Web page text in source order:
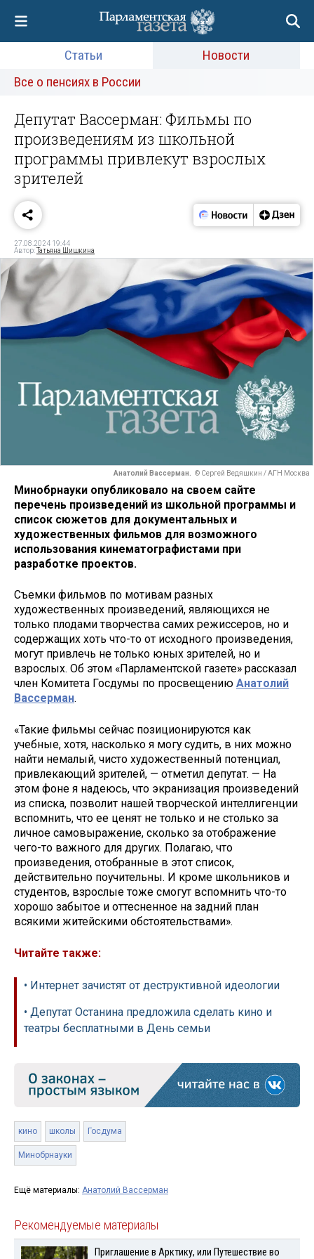
Статьи
Новости
Все о пенсиях в России
Депутат Вассерман: Фильмы по
произведениям из школьной
программы привлекут взрослых
зрителей
27.08.2024 19:44
Автор:Татьяна Шишкина
Анатолий Вассерман. © Сергей Ведяшкин / АГН Москва
Минобрнауки опубликовало на своем сайте
перечень произведений из школьной программы и
список сюжетов для документальных и
художественных фильмов для возможного
использования кинематографистами при
разработке проектов.
Съемки фильмов по мотивам разных
художественных произведений, являющихся не
только плодами творчества самих режиссеров, но и
содержащих хоть что-то от исходного произведения,
могут привлечь не только юных зрителей, но и
взрослых. Об этом «Парламентской газете» рассказал
член Комитета Госдумы по просвещению Анатолий
Вассерман.
«Такие фильмы сейчас позиционируются как
учебные, хотя, насколько я могу судить, в них можно
найти немалый, чисто художественный потенциал,
привлекающий зрителей, — отметил депутат. — На
этом фоне я надеюсь, что экранизация произведений
из списка, позволит нашей творческой интеллигенции
вспомнить, что ее ценят не только и не столько за
личное самовыражение, сколько за отображение
чего-то важного для других. Полагаю, что
произведения, отобранные в этот список,
действительно поучительны. И кроме школьников и
студентов, взрослые тоже смогут вспомнить что-то
хорошо забытое и оттесненное на задний план
всякими житейскими обстоятельствами».
Читайте также:
• Интернет зачистят от деструктивной идеологии
• Депутат Останина предложила сделать кино и
театры бесплатными в День семьи
кино школы Госдума
Минобрнауки
Ещё материалы: Анатолий Вассерман
Рекомендуемые материалы
Приглашение в Арктику, или Путешествие во